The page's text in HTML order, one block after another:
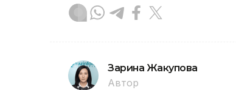
Зарина Жакупова
Автор